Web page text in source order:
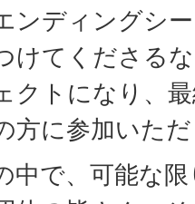
ンディングシ
けてくださる
クトになり、
方に参加いた
で、可能な